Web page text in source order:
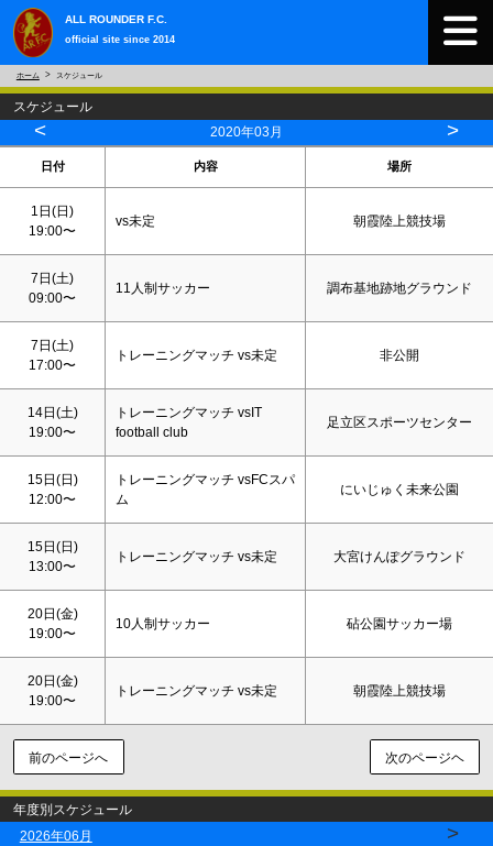
ALL ROUNDER F.C.
official site since 2014
ホーム スケジュール
スケジュール
< 2020年03月 >
日付 内容 場所
1日(日)
19:00〜
vs未定 朝霞陸上競技場
7日(土)
09:00〜
11人制サッカー 調布基地跡地グラウンド
7日(土)
17:00〜
トレーニングマッチ vs未定 非公開
14日(土)
19:00〜
トレーニングマッチ vsIT
football club
足立区スポーツセンター
15日(日)
12:00〜
トレーニングマッチ vsFCスパ
ム
にいじゅく未来公園
15日(日)
13:00〜
トレーニングマッチ vs未定 大宮けんぽグラウンド
20日(金)
19:00〜
10人制サッカー 砧公園サッカー場
20日(金)
19:00〜
トレーニングマッチ vs未定 朝霞陸上競技場
前のページへ 次のページヘ
年度別スケジュール
2026年06月
>